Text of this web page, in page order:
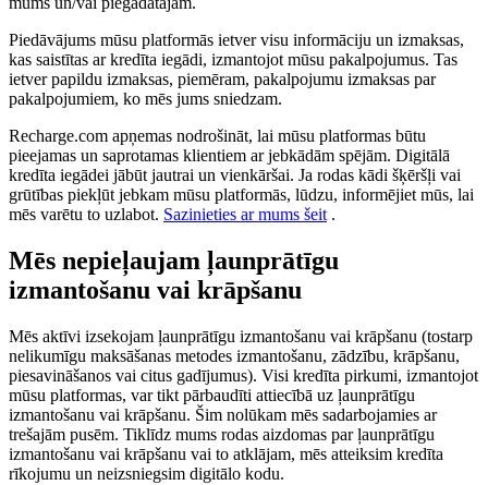
Piedāvājums mūsu platformās ietver visu informāciju un izmaksas,
kas saistītas ar kredīta iegādi, izmantojot mūsu pakalpojumus. Tas
ietver papildu izmaksas, piemēram, pakalpojumu izmaksas par
pakalpojumiem, ko mēs jums sniedzam.
Recharge.com apņemas nodrošināt, lai mūsu platformas būtu
pieejamas un saprotamas klientiem ar jebkādām spējām. Digitālā
kredīta iegādei jābūt jautrai un vienkāršai. Ja rodas kādi šķēršļi vai
grūtības piekļūt jebkam mūsu platformās, lūdzu, informējiet mūs, lai
mēs varētu to uzlabot. Sazinieties ar mums šeit .
Mēs nepieļaujam ļaunprātīgu
izmantošanu vai krāpšanu
Mēs aktīvi izsekojam ļaunprātīgu izmantošanu vai krāpšanu (tostarp
nelikumīgu maksāšanas metodes izmantošanu, zādzību, krāpšanu,
piesavināšanos vai citus gadījumus). Visi kredīta pirkumi, izmantojot
mūsu platformas, var tikt pārbaudīti attiecībā uz ļaunprātīgu
izmantošanu vai krāpšanu. Šim nolūkam mēs sadarbojamies ar
trešajām pusēm. Tiklīdz mums rodas aizdomas par ļaunprātīgu
izmantošanu vai krāpšanu vai to atklājam, mēs atteiksim kredīta
rīkojumu un neizsniegsim digitālo kodu.